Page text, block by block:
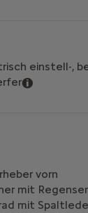
einstell-,
vorn
mit
mit